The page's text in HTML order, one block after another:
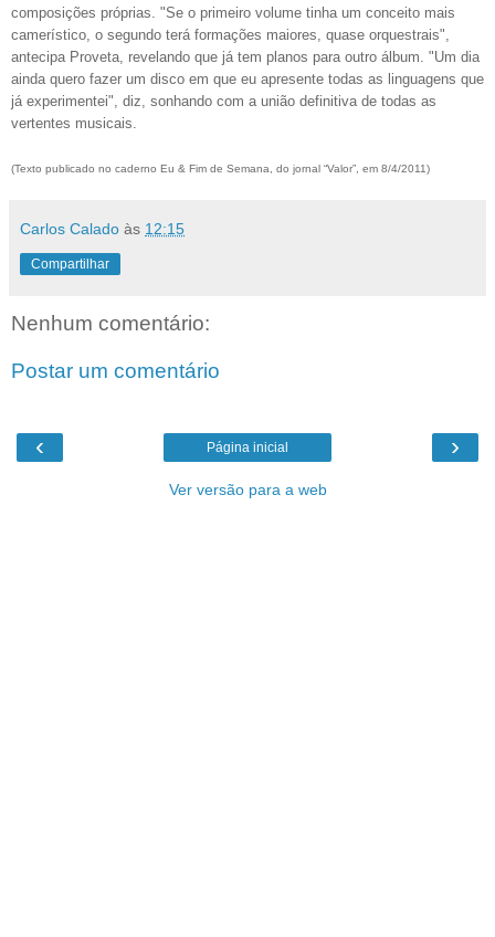
composições próprias. "Se o primeiro volume tinha um conceito mais
camerístico, o segundo terá formações maiores, quase orquestrais",
antecipa Proveta, revelando que já tem planos para outro álbum. "Um dia
ainda quero fazer um disco em que eu apresente todas as linguagens que
já experimentei", diz, sonhando com a união definitiva de todas as
vertentes musicais.
(Texto publicado no caderno Eu & Fim de Semana, do jornal “Valor”, em 8/4/2011)
Carlos Calado às 12:15
Compartilhar
Nenhum comentário:
Postar um comentário
‹ ›
Página inicial
Ver versão para a web